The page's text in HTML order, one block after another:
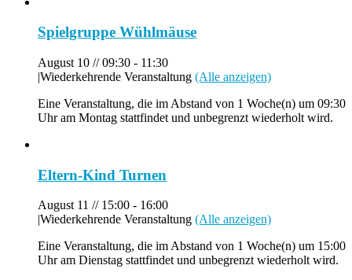
Spielgruppe Wühlmäuse
August 10 // 09:30 - 11:30
|Wiederkehrende Veranstaltung (Alle anzeigen)
Eine Veranstaltung, die im Abstand von 1 Woche(n) um 09:30
Uhr am Montag stattfindet und unbegrenzt wiederholt wird.
Eltern-Kind Turnen
August 11 // 15:00 - 16:00
|Wiederkehrende Veranstaltung (Alle anzeigen)
Eine Veranstaltung, die im Abstand von 1 Woche(n) um 15:00
Uhr am Dienstag stattfindet und unbegrenzt wiederholt wird.